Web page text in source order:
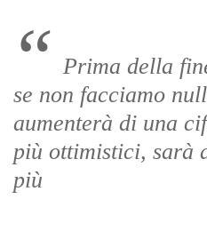
Prima della
se non facciamo
aumenterà di una
più ottimistici, sarà
più